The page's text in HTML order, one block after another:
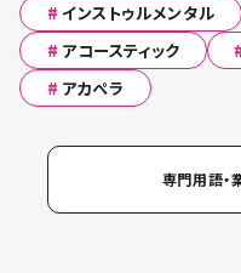
# インストゥルメンタル
# アコースティック
# アカペラ
専門用語・